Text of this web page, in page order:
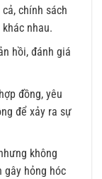
chính sách
nhau.
hồi, đánh giá
đồng, yêu
để xảy ra sự
không
gây hỏng hóc